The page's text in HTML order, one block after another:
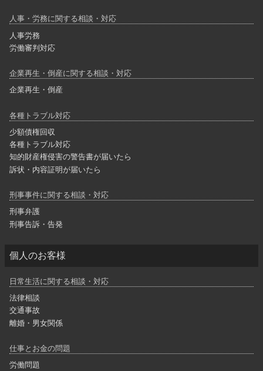
人事・労務に関する相談・対応
人事労務
労働審判対応
企業再生・倒産に関する相談・対応
企業再生・倒産
各種トラブル対応
少額債権回収
各種トラブル対応
知的財産権侵害の警告書が届いたら
訴状・内容証明が届いたら
刑事事件に関する相談・対応
刑事弁護
刑事告訴・告発
個人のお客様
日常生活に関する相談・対応
法律相談
交通事故
離婚・男女関係
仕事とお金の問題
労働問題